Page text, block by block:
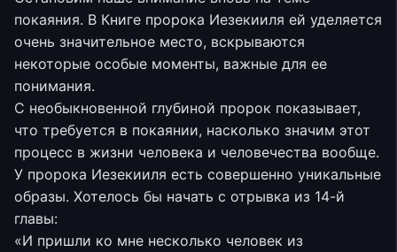
покаяния. В Книге пророка Иезекииля ей уделяется
очень значительное место, вскрываются
некоторые особые моменты, важные для ее
понимания.
С необыкновенной глубиной пророк показывает,
что требуется в покаянии, насколько значим этот
процесс в жизни человека и человечества вообще.
У пророка Иезекииля есть совершенно уникальные
образы. Хотелось бы начать с отрывка из 14-й
главы:
«И пришли ко мне несколько человек из